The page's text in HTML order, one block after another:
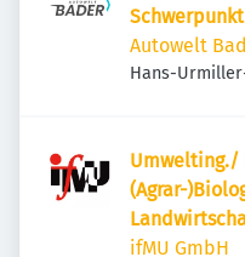
Autowelt
Hans-
(Agrar-
ifMU GmbH